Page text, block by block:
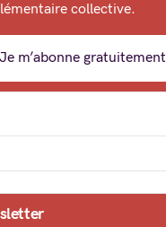
collective.
Je m’abonne gratuitement